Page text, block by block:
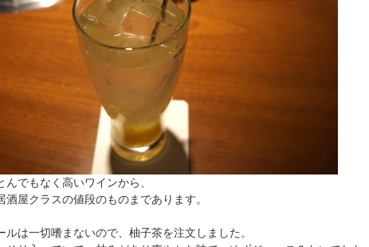
んでもなく高いワインから、
酒屋クラスの値段のものまであります。
ルは一切嗜まないので、柚子茶を注文しました。